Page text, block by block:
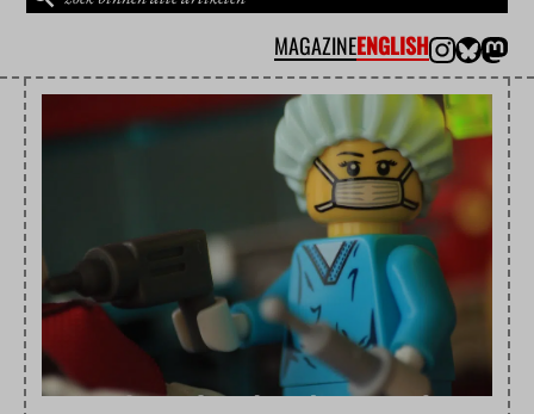
MAGAZINEENGLISH